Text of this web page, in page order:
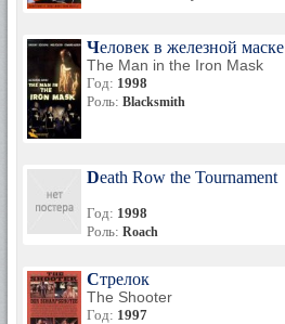
Человек в железной маске
The Man in the Iron Mask
Год: 1998
Роль: Blacksmith
Death Row the Tournament
Год: 1998
Роль: Roach
Стрелок
The Shooter
Год: 1997